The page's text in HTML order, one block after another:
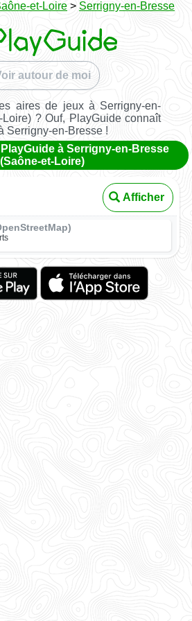
et-Loire > Serrigny-en-Bresse
autour de moi
aires de jeux à Serrigny-en-
Loire) ? Ouf, PlayGuide connaît
Serrigny-en-Bresse !
à Serrigny-en-Bresse
(Saône-et-Loire)
Afficher